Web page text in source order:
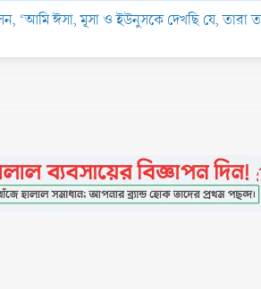
‘আমি ঈসা, মূসা ও ইউনুসকে দেখছি যে,